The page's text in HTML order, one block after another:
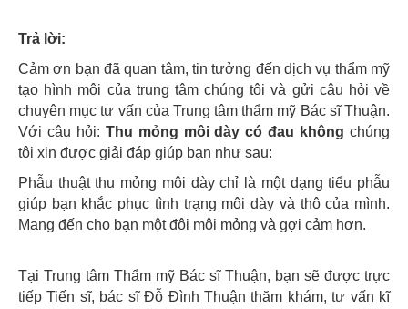
Trả lời:
Cảm ơn bạn đã quan tâm, tin tưởng đến dịch vụ thẩm mỹ
tạo hình môi của trung tâm chúng tôi và gửi câu hỏi về
chuyên mục tư vấn của Trung tâm thẩm mỹ Bác sĩ Thuận.
Với câu hỏi: Thu mỏng môi dày có đau khôngchúng
tôi xin được giải đáp giúp bạn như sau:
Phẫu thuật thu mỏng môi dày chỉ là một dạng tiểu phẫu
giúp bạn khắc phục tình trạng môi dày và thô của mình.
Mang đến cho bạn một đôi môi mỏng và gợi cảm hơn.
Tại Trung tâm Thẩm mỹ Bác sĩ Thuận, bạn sẽ được trực
tiếp Tiến sĩ, bác sĩ Đỗ Đình Thuận thăm khám, tư vấn kĩ